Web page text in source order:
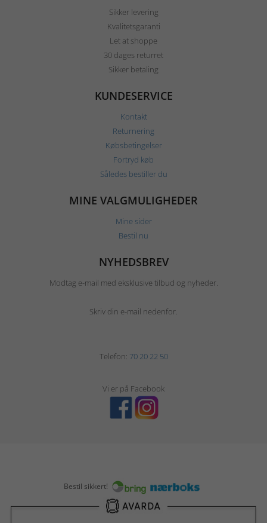
Sikker levering
Kvalitetsgaranti
Let at shoppe
30 dages returret
Sikker betaling
KUNDESERVICE
Kontakt
Returnering
Købsbetingelser
Fortryd køb
Således bestiller du
MINE VALGMULIGHEDER
Mine sider
Bestil nu
NYHEDSBREV
Modtag e-mail med eksklusive tilbud og nyheder.
Skriv din e-mail nedenfor.
Telefon: 70 20 22 50
Vi er på Facebook
Bestil sikkert!